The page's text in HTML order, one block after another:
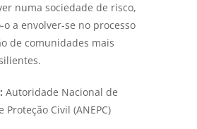
numa sociedade de risco,
o a envolver-se no processo
de comunidades mais
Autoridade Nacional de
Proteção Civil (ANEPC)